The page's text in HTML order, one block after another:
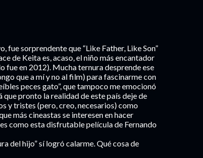
fue sorprendente que “Like Father, Like Son”
de Keita es, acaso, el niño más encantador
fue en 2012). Mucha ternura desprende ese
que a mí y no al film) para fascinarme con
peces gato”, que tampoco me emocionó
que pronto la realidad de este país deje de
y tristes (pero, creo, necesarios) como
más cineastas se interesen en hacer
como esta disfrutable película de Fernando
del hijo” sí logró calarme. Qué cosa de